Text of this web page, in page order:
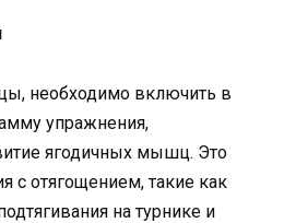
необходимо включить в
упражнения,
ягодичных мышц. Это
с отягощением, такие как
на турнике и